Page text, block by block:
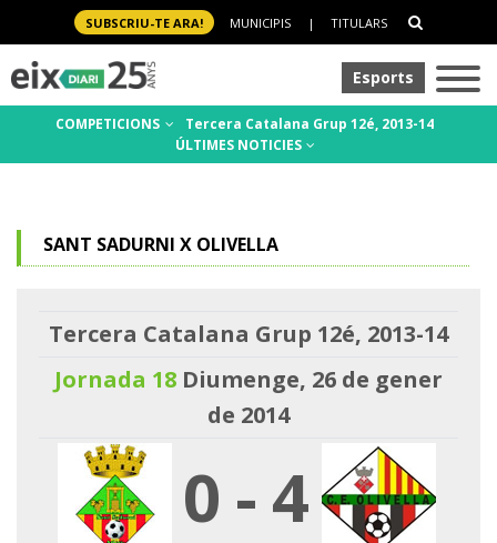
SUBSCRIU-TE ARA! MUNICIPIS | TITULARS
Esports
COMPETICIONS
Tercera Catalana Grup 12é, 2013-14
ÚLTIMES NOTICIES
SANT SADURNI X OLIVELLA
Tercera Catalana Grup 12é, 2013-14
Jornada 18Diumenge, 26 de gener
de 2014
0 -4